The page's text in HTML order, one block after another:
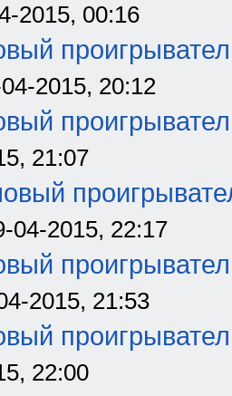
2015, 00:16
2015, 20:12
21:07
04-2015, 22:17
2015, 21:53
22:00